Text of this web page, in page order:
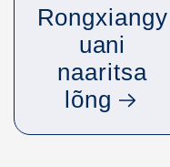
Rongxiangy
uani
naaritsa
lõng